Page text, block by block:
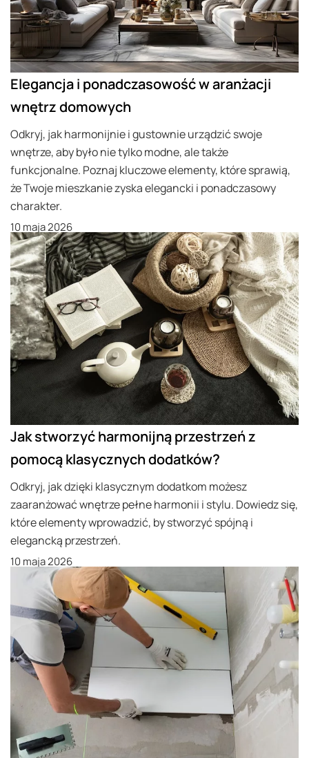
Elegancja i ponadczasowość w aranżacji
wnętrz domowych
Odkryj, jak harmonijnie i gustownie urządzić swoje
wnętrze, aby było nie tylko modne, ale także
funkcjonalne. Poznaj kluczowe elementy, które sprawią,
że Twoje mieszkanie zyska elegancki i ponadczasowy
charakter.
10 maja 2026
Jak stworzyć harmonijną przestrzeń z
pomocą klasycznych dodatków?
Odkryj, jak dzięki klasycznym dodatkom możesz
zaaranżować wnętrze pełne harmonii i stylu. Dowiedz się,
które elementy wprowadzić, by stworzyć spójną i
elegancką przestrzeń.
10 maja 2026